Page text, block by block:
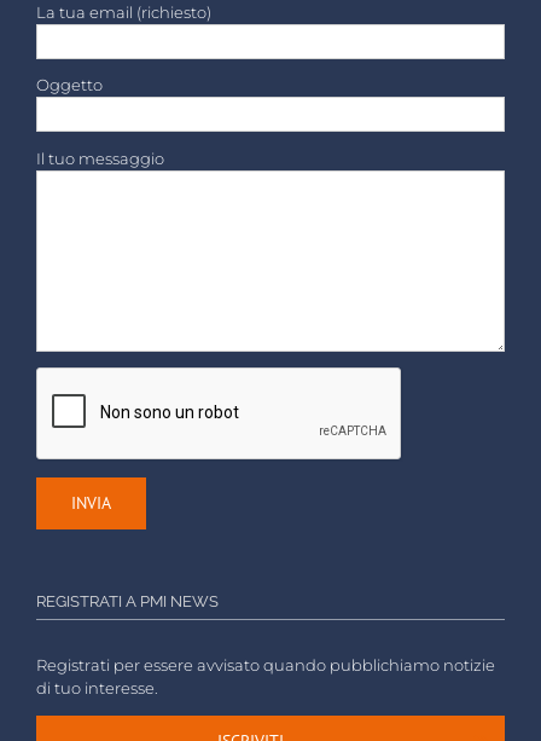
La tua email (richiesto)
Oggetto
Il tuo messaggio
REGISTRATI A PMI NEWS
Registrati per essere avvisato quando pubblichiamo notizie
di tuo interesse.